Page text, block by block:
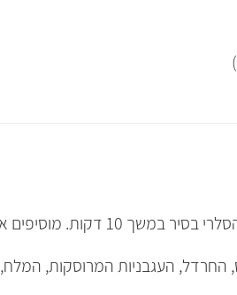
את השום ומטגנים 5 דקות נוספות.
החרדל, העגבניות המרוסקות,